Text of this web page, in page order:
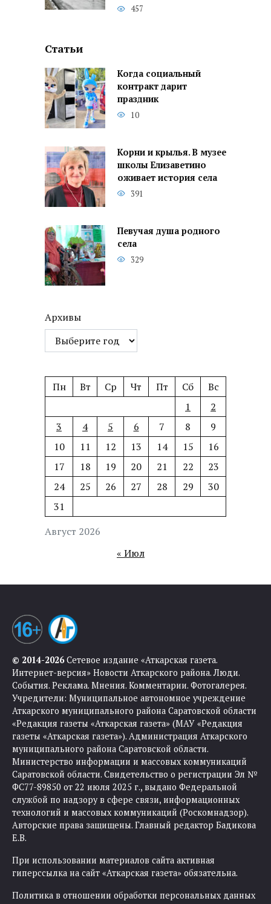
457
Статьи
Когда социальный
контракт дарит
праздник
10
Корни и крылья. В музее
школы Елизаветино
оживает история села
391
Певучая душа родного
села
329
Архивы
Август 2026
Пн Вт Ср Чт Пт Сб
Вс
1
2
3
4 5 6 7 8
9
10
11 12 13 14 15
16
17
18 19 20 21 22
23
24
25 26 27 28 29
30
31
« Июл
© 2014-2026Сетевое издание «Аткарская газета.
Интернет-версия» Новости Аткарского района. Люди.
События. Реклама. Мнения. Комментарии. Фотогалерея.
Учредители: Муниципальное автономное учреждение
Аткарского муниципального района Саратовской области
«Редакция газеты «Аткарская газета» (МАУ «Редакция
газеты «Аткарская газета»). Администрация Аткарского
муниципального района Саратовской области.
Министерство информации и массовых коммуникаций
Саратовской области. Свидетельство о регистрации Эл №
ФС77-89850 от 22 июля 2025 г., выдано Федеральной
службой по надзору в сфере связи, информационных
технологий и массовых коммуникаций (Роскомнадзор).
Авторские права защищены. Главный редактор Бадикова
Е.В.
При использовании материалов сайта активная
гиперссылка на сайт «Аткарская газета» обязательна.
Политика в отношении обработки персональных данных